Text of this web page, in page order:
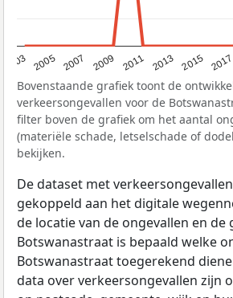
2003 2005 2007 2009 2011 2013 2015 2017
Bovenstaande grafiek toont de
verkeersongevallen voor de
filter boven de grafiek om het aantal
(materiële schade, letselschade of
bekijken.
De dataset met verkeersongevallen
gekoppeld aan het digitale
de locatie van de ongevallen en de
Botswanastraat is bepaald welke
Botswanastraat toegerekend
data over verkeersongevallen zijn